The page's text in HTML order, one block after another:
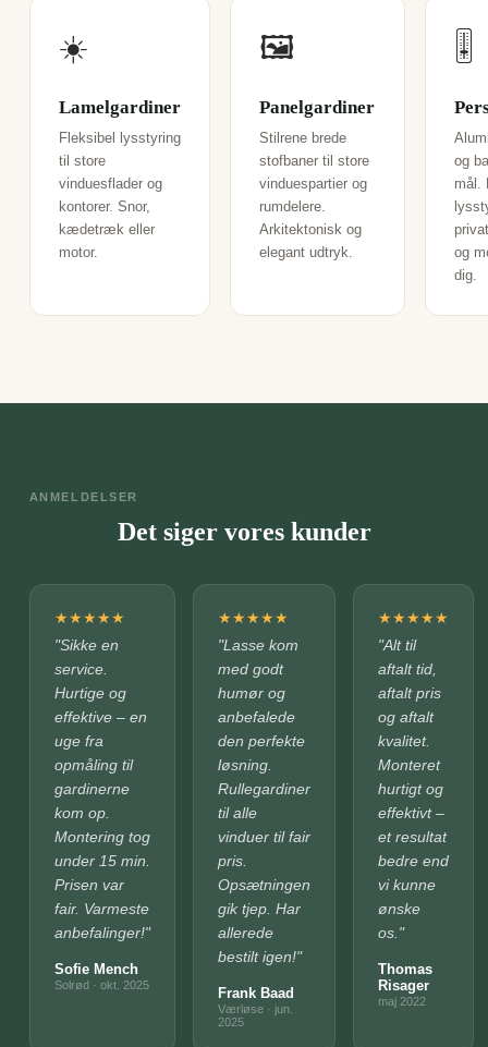
☀️
Lamelgardiner
Fleksibel lysstyring
til store
vinduesflader og
kontorer. Snor,
kædetræk eller
motor.
🖼️
Panelgardiner
Stilrene brede
stofbaner til store
vinduespartier og
rumdelere.
Arkitektonisk og
elegant udtryk.
🎚️
og
mål.
og
dig.
ANMELDELSER
Det siger vores kunder
★★★★★
"Sikke en
service.
Hurtige og
effektive – en
uge fra
opmåling til
gardinerne
kom op.
Montering tog
under 15 min.
Prisen var
fair. Varmeste
anbefalinger!"
Sofie Mench
Solrød · okt. 2025
★★★★★
"Lasse kom
med godt
humør og
anbefalede
den perfekte
løsning.
Rullegardiner
til alle
vinduer til fair
pris.
Opsætningen
gik tjep. Har
allerede
bestilt igen!"
Frank Baad
Værløse · jun.
2025
★★★★★
"Alt til
aftalt tid,
aftalt pris
og aftalt
kvalitet.
Monteret
hurtigt og
effektivt –
et resultat
bedre end
vi kunne
ønske
os."
Thomas
Risager
maj 2022